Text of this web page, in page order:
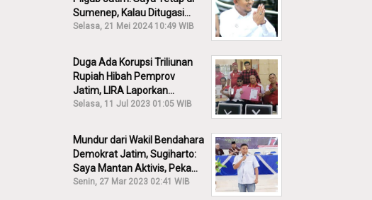
Sumenep, Kalau Ditugasi
Partai Lain Cerita!
Selasa, 21 Mei 2024 10:49 WIB
Duga Ada Korupsi Triliunan
Rupiah Hibah Pemprov
Jatim, LIRA Laporkan
Khofifah ke KPK: Dia Harus
Selasa, 11 Jul 2023 01:05 WIB
Mundur dari Wakil Bendahara
Demokrat Jatim, Sugiharto:
Saya Mantan Aktivis, Peka
Sekali Kalau Ada yang
Senin, 27 Mar 2023 02:41 WIB